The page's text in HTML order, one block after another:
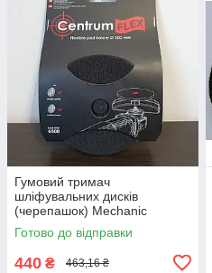
Гумовий тримач
шліфувальних дисків
(черепашок) Mechanic
D100*M14 CENTRUMFLEX
Готово до відправки
440 ₴ 463,16 ₴